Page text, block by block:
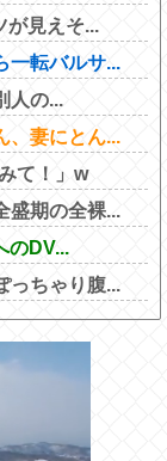
が見えそ...
一転バルサ...
人の...
、妻にとん...
て！」w
盛期の全裸...
のDV...
っちゃり腹...